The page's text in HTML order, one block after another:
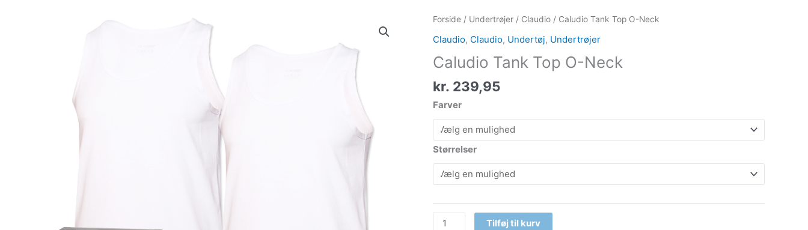
Forside / Undertrøjer / Claudio / Caludio Tank Top O-Neck
Claudio, Claudio, Undertøj, Undertrøjer
Caludio Tank Top O-Neck
kr. 239,95
Farver
Størrelser
Caludio
Top
O-
antal
Tilføj til kurv